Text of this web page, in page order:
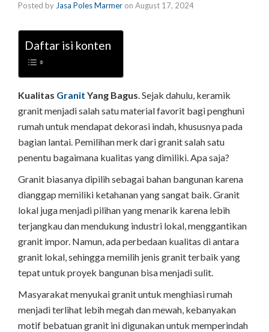
Posted by Jasa Poles Marmer on August 17, 2024
Daftar isi konten
Kualitas Granit Yang Bagus. Sejak dahulu, keramik
granit menjadi salah satu material favorit bagi penghuni
rumah untuk mendapat dekorasi indah, khususnya pada
bagian lantai. Pemilihan merk dari granit salah satu
penentu bagaimana kualitas yang dimiliki. Apa saja?
Granit biasanya dipilih sebagai bahan bangunan karena
dianggap memiliki ketahanan yang sangat baik. Granit
lokal juga menjadi pilihan yang menarik karena lebih
terjangkau dan mendukung industri lokal, menggantikan
granit impor. Namun, ada perbedaan kualitas di antara
granit lokal, sehingga memilih jenis granit terbaik yang
tepat untuk proyek bangunan bisa menjadi sulit.
Masyarakat menyukai granit untuk menghiasi rumah
menjadi terlihat lebih megah dan mewah, kebanyakan
motif bebatuan granit ini digunakan untuk memperindah